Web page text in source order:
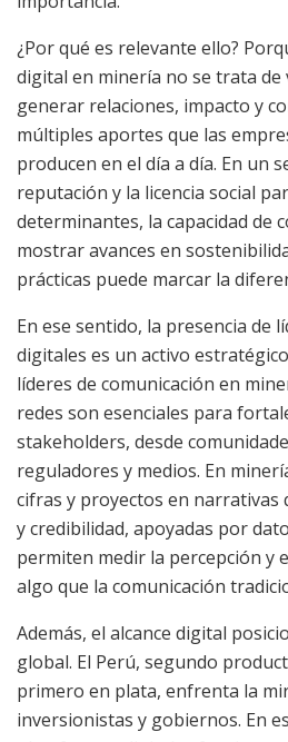
¿Por qué es relevante ello?
digital en minería no se trata de
generar relaciones, impacto y
múltiples aportes que las
producen en el día a día. En un
reputación y la licencia social
determinantes, la capacidad de
mostrar avances en
prácticas puede marcar la
En ese sentido, la presencia de
digitales es un activo
líderes de comunicación en
redes son esenciales para
stakeholders, desde
reguladores y medios. En
cifras y proyectos en narrativas
y credibilidad, apoyadas por
permiten medir la percepción y
algo que la comunicación
Además, el alcance digital
global. El Perú, segundo
primero en plata, enfrenta la
inversionistas y gobiernos. En